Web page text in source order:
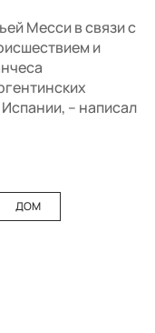
Месси в связи с
и
– написал
ДОМ